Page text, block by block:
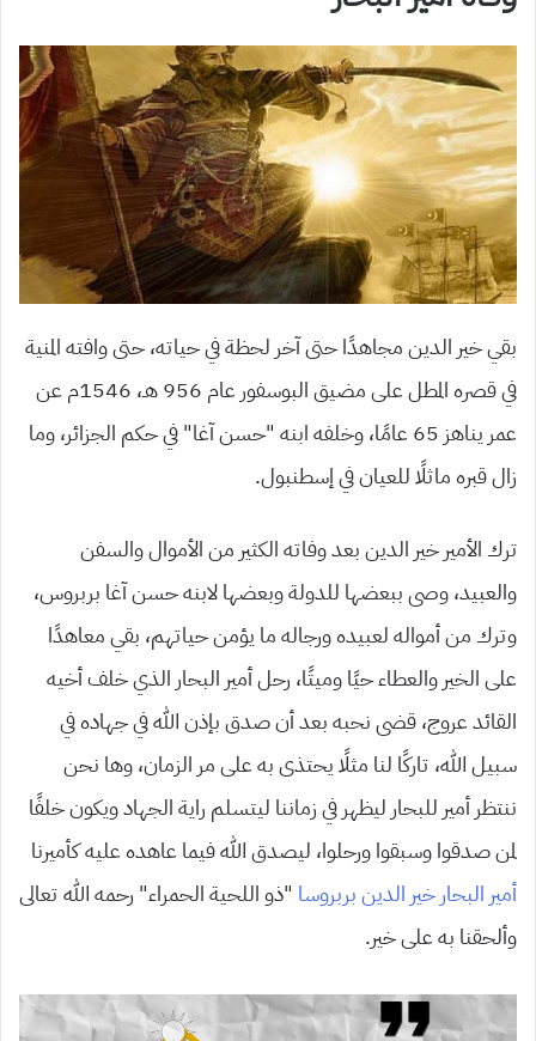
بقي ﺧﻴﺮ ﺍﻟﺪﻳﻦ ﻣﺠﺎﻫﺪًﺍ حتى ﺁﺧﺮ لحظة في حياته، حتى وافته المنية
في قصره المطل على مضيق البوسفور عام 956 هـ، 1546م عن
عمر يناهز 65 عامًا، وخلفه ابنه “حسن آغا” في حكم الجزائر، وما
زال قبره ماثلًا للعيان في إسطنبول.
ترك الأمير خير الدين بعد وفاته الكثير من الأموال والسفن
والعبيد، وصى ببعضها للدولة وبعضها لابنه حسن آغا بربروس،
وترك من أمواله لعبيده ورجاله ما يؤمن حياتهم، بقي معاهدًا
على الخير والعطاء حيًا وميتًا، رحل أمير البحار الذي خلف أخيه
القائد عروج، قضى نحبه بعد أن صدق بإذن الله في جهاده في
سبيل الله، تاركًا لنا مثلًا يحتذى به على مر الزمان، وها نحن
ننتظر أمير للبحار ليظهر في زماننا ليتسلم راية الجهاد ويكون خلفًا
لمن صدقوا وسبقوا ورحلوا، ليصدق الله فيما عاهده عليه كأميرنا
أمير البحار خير الدين بربروسا “ذو اللحية الحمراء” رحمه الله تعالى
وألحقنا به على خير.